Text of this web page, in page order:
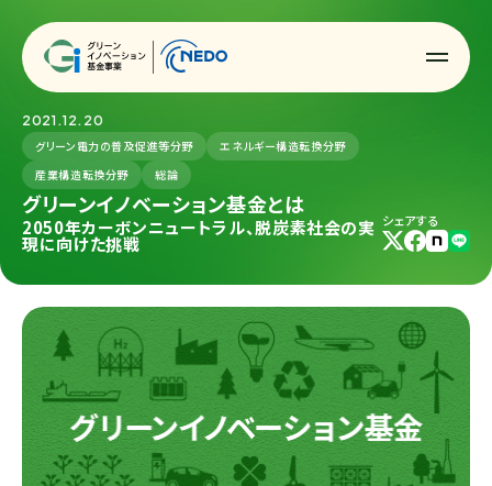
2021.12.20
グリーン電力の普及促進等分野
エネルギー構造転換分野
産業構造転換分野
総論
グリーンイノベーション基金とは
2050年カーボンニュートラル、脱炭素社会の実
現に向けた挑戦
シェアする